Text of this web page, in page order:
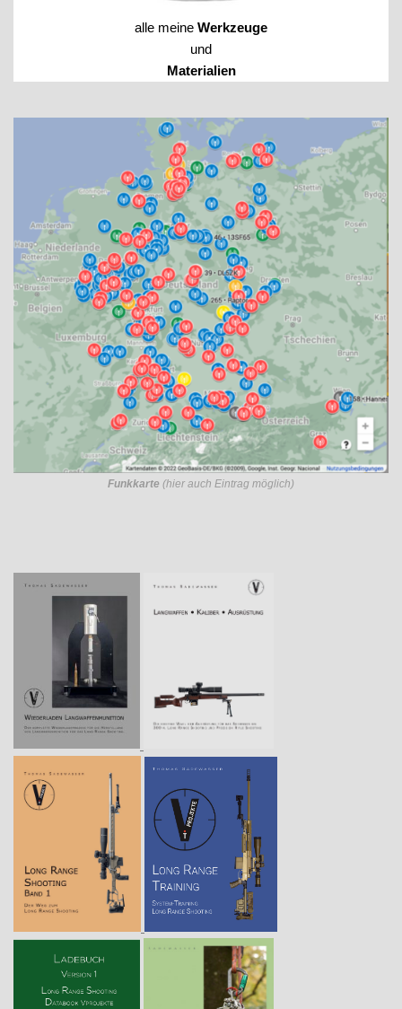
alle meine Werkzeuge
und
Materialien
Funkkarte (hier auch Eintrag möglich)